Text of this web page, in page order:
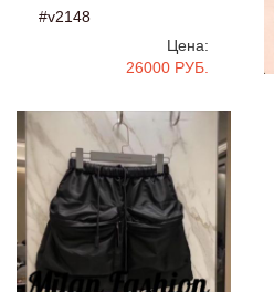
#v2148
Цена:
26000 РУБ.